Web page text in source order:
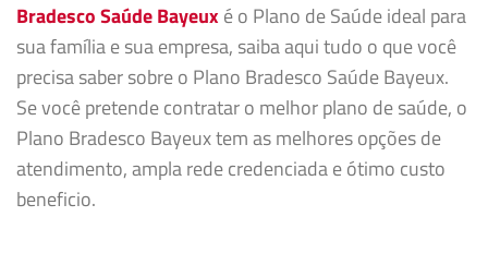
Bradesco Saúde Bayeux é o Plano de Saúde ideal para
sua família e sua empresa, saiba aqui tudo o que você
precisa saber sobre o Plano Bradesco Saúde Bayeux.
Se você pretende contratar o melhor plano de saúde, o
Plano Bradesco Bayeux tem as melhores opções de
atendimento, ampla rede credenciada e ótimo custo
beneficio.